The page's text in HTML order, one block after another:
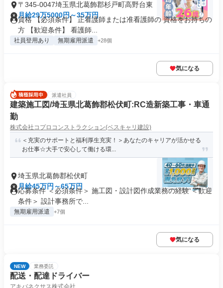
〒345-0047埼玉県北葛飾郡杉戸町高野台東
月給29万5000円～35万円
資格 【必須条件】 正看護師または准看護師の 資格をお持ちの
方 【歓迎条件】 看護師...
社員登用あり 無期雇用派遣 +28個
気になる
派遣社員
建築施工図/埼玉県北葛飾郡松伏町:RC造新築工事・車通
勤
株式会社コプロコンストラクション(ベスキャリ建設)
＜充実のサポートと福利厚生充実！＞あなたのキャリアが活かせる
お仕事☆大手で安心して働ける環...
埼玉県北葛飾郡松伏町
月給45万円～65万円
応募条件 ＜必須条件＞ 施工図・設計図作成業務の経験 ＜歓迎
条件＞ 設計事務所で...
無期雇用派遣 +7個
気になる
NEW 業務委託
配送・配達ドライバー
アキバネクサス株式会社